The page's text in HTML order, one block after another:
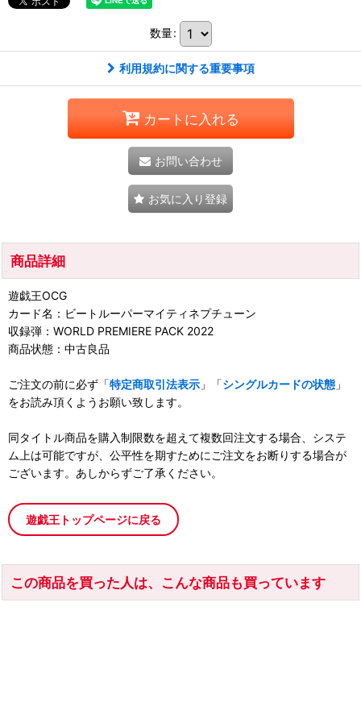
数量:
利用規約に関する重要事項
カートに入れる
お問い合わせ
お気に入り登録
商品詳細
遊戯王OCG
カード名：ビートルーパーマイティネプチューン
収録弾：WORLD PREMIERE PACK 2022
商品状態：中古良品
ご注文の前に必ず「特定商取引法表示 」「シングルカードの状態 」
をお読み頂くようお願い致します。
同タイトル商品を購入制限数を超えて複数回注文する場合、システ
ム上は可能ですが、公平性を期すためにご注文をお断りする場合が
ございます。あしからずご了承ください。
遊戯王トップページに戻る
この商品を買った人は、こんな商品も買っています